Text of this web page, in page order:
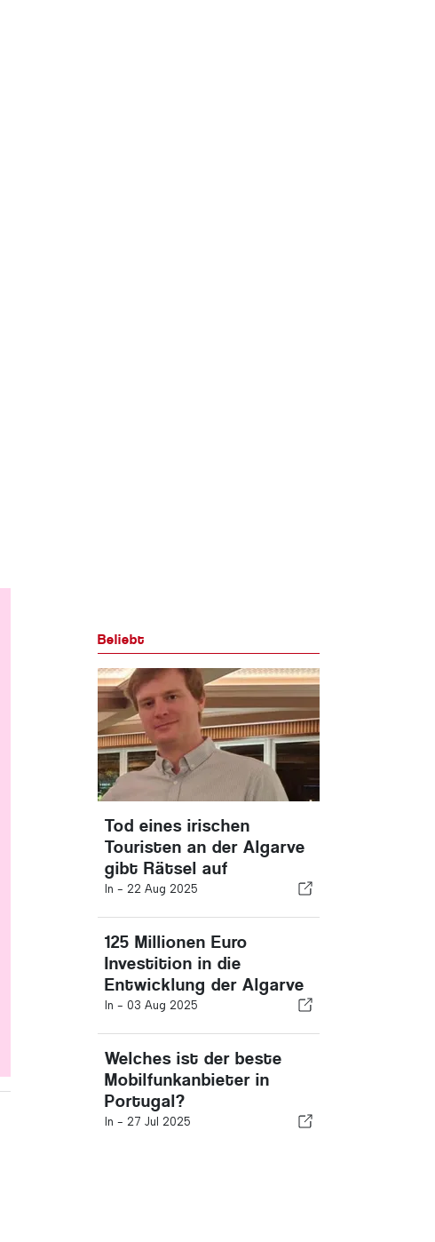
Beliebt
Tod eines irischen
Touristen an der Algarve
gibt Rätsel auf
In - 22 Aug 2025
125 Millionen Euro
Investition in die
Entwicklung der Algarve
In - 03 Aug 2025
Welches ist der beste
Mobilfunkanbieter in
Portugal?
In - 27 Jul 2025